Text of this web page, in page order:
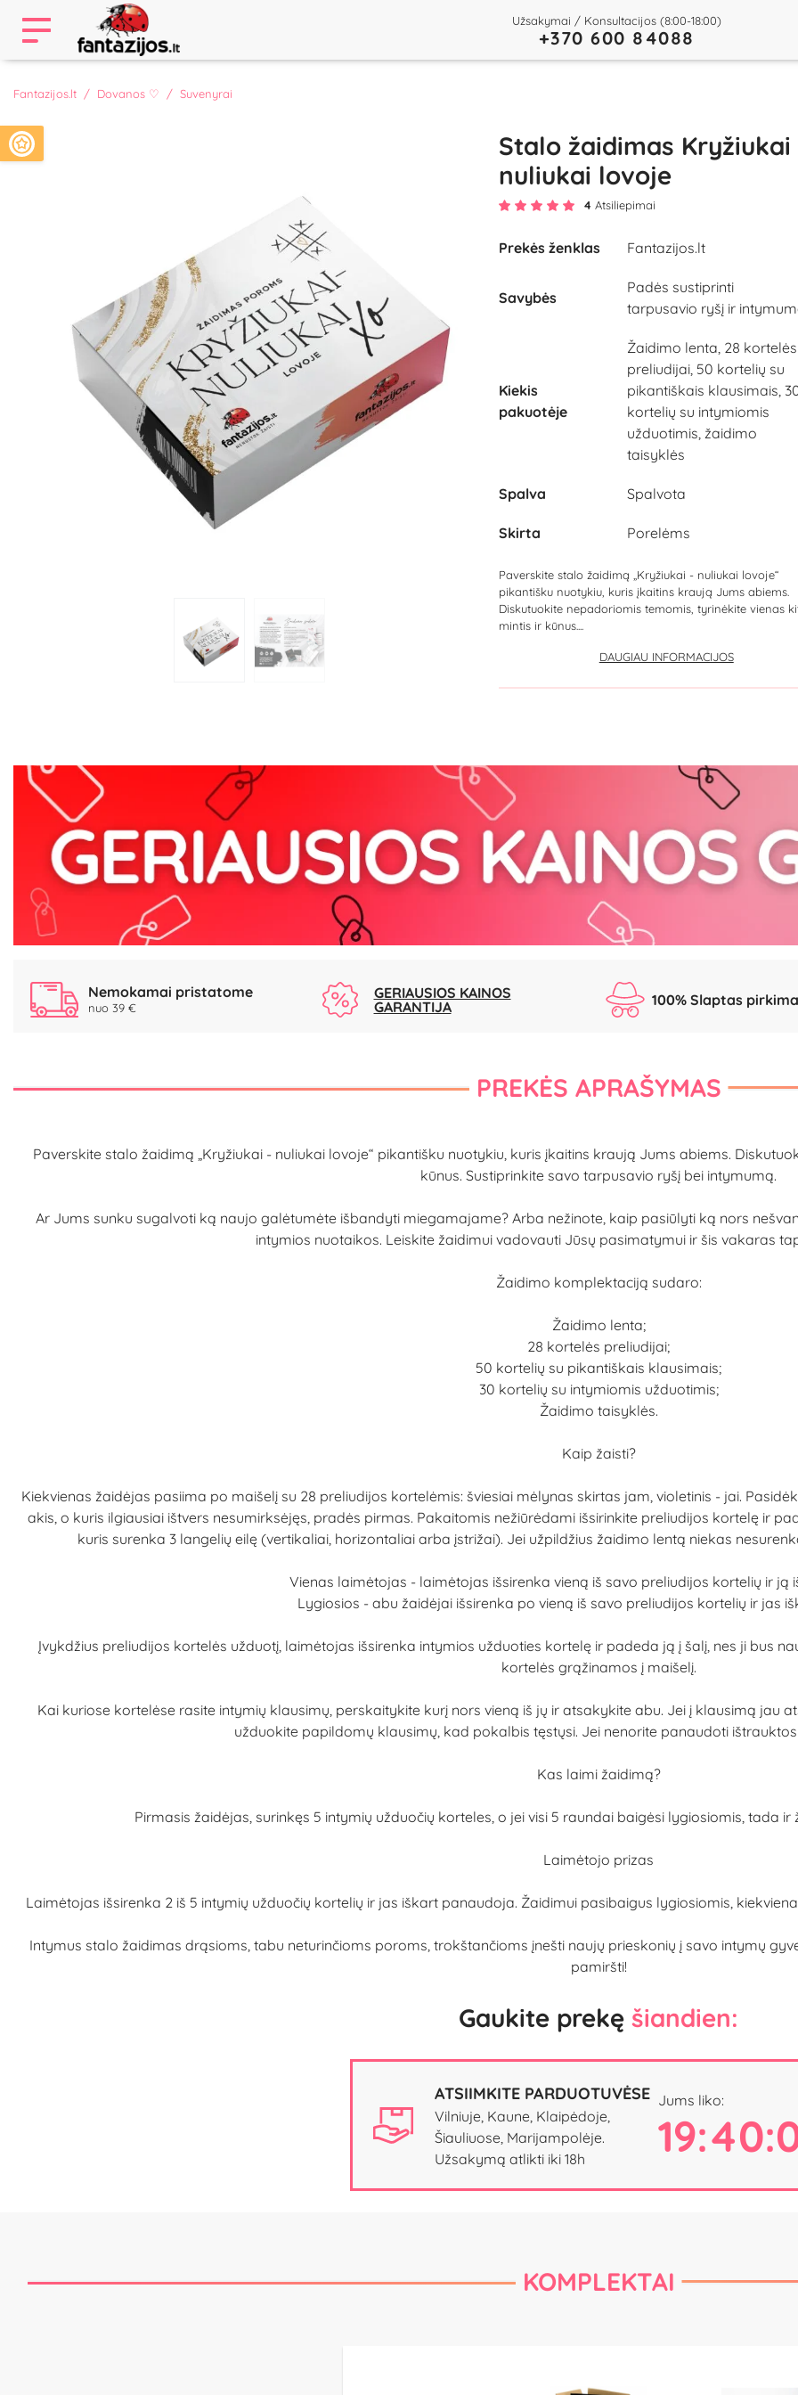
Užsakymai / Konsultacijos (8:00-18:00)
+370 600 84088
Fantazijos.lt Dovanos ♡ Suvenyrai
Stalo žaidimas Kryžiukai
nuliukai lovoje
4 Atsiliepimai
Prekės ženklas Fantazijos.lt
Savybės
Padės sustiprinti
tarpusavio ryšį ir
Kiekis
pakuotėje
Žaidimo lenta, 28 kortelės
preliudijai, 50 kortelių su
pikantiškais klausimais,
kortelių su intymiomis
užduotimis, žaidimo
taisyklės
Spalva Spalvota
Skirta Porelėms
Paverskite stalo žaidimą „Kryžiukai - nuliukai lovoje“
pikantišku nuotykiu, kuris įkaitins kraują Jums abiems.
Diskutuokite nepadoriomis temomis, tyrinėkite vienas
mintis ir kūnus....
DAUGIAU INFORMACIJOS
Nemokamai pristatome
nuo 39 €
GERIAUSIOS KAINOS
GARANTIJA
100% Slaptas
PREKĖS APRAŠYMAS
Paverskite stalo žaidimą „Kryžiukai - nuliukai lovoje“ pikantišku nuotykiu, kuris įkaitins kraują Jums abiems.
kūnus. Sustiprinkite savo tarpusavio ryšį bei intymumą.
Ar Jums sunku sugalvoti ką naujo galėtumėte išbandyti miegamajame? Arba nežinote, kaip pasiūlyti ką nors
intymios nuotaikos. Leiskite žaidimui vadovauti Jūsų pasimatymui ir šis vakaras
Žaidimo komplektaciją sudaro:
Žaidimo lenta;
28 kortelės preliudijai;
50 kortelių su pikantiškais klausimais;
30 kortelių su intymiomis užduotimis;
Žaidimo taisyklės.
Kaip žaisti?
Kiekvienas žaidėjas pasiima po maišelį su 28 preliudijos kortelėmis: šviesiai mėlynas skirtas jam, violetinis - jai.
akis, o kuris ilgiausiai ištvers nesumirksėjęs, pradės pirmas. Pakaitomis nežiūrėdami išsirinkite preliudijos kortelę ir
kuris surenka 3 langelių eilę (vertikaliai, horizontaliai arba įstrižai). Jei užpildžius žaidimo lentą niekas
Vienas laimėtojas - laimėtojas išsirenka vieną iš savo preliudijos kortelių ir ją
Lygiosios - abu žaidėjai išsirenka po vieną iš savo preliudijos kortelių ir jas
Įvykdžius preliudijos kortelės užduotį, laimėtojas išsirenka intymios užduoties kortelę ir padeda ją į šalį, nes ji bus
kortelės grąžinamos į maišelį.
Kai kuriose kortelėse rasite intymių klausimų, perskaitykite kurį nors vieną iš jų ir atsakykite abu. Jei į klausimą jau
užduokite papildomų klausimų, kad pokalbis tęstųsi. Jei nenorite panaudoti
Kas laimi žaidimą?
Pirmasis žaidėjas, surinkęs 5 intymių užduočių korteles, o jei visi 5 raundai baigėsi lygiosiomis, tada
Laimėtojo prizas
Laimėtojas išsirenka 2 iš 5 intymių užduočių kortelių ir jas iškart panaudoja. Žaidimui pasibaigus lygiosiomis,
Intymus stalo žaidimas drąsioms, tabu neturinčioms poroms, trokštančioms įnešti naujų prieskonių į savo intymų
pamiršti!
Gaukite prekę šiandien:
ATSIIMKITE PARDUOTUVĖSE
Vilniuje, Kaune, Klaipėdoje,
Šiauliuose, Marijampolėje.
Užsakymą atlikti iki 18h
Jums liko:
KOMPLEKTAI